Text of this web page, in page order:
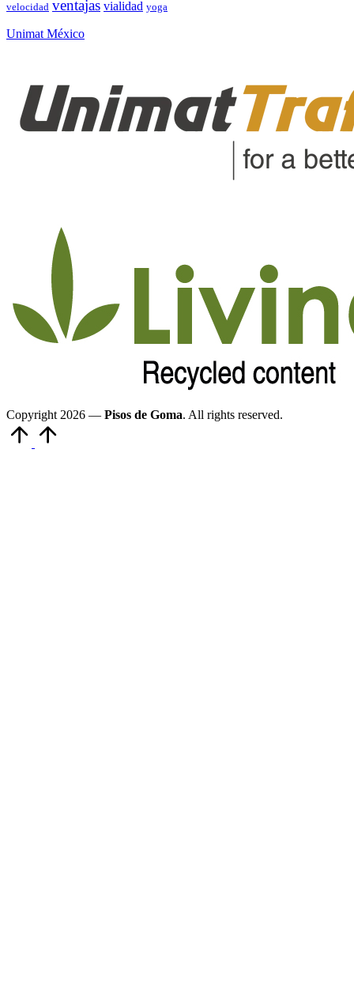
velocidad ventajas vialidad yoga
Unimat México
Copyright 2026 — Pisos de Goma. All rights reserved.